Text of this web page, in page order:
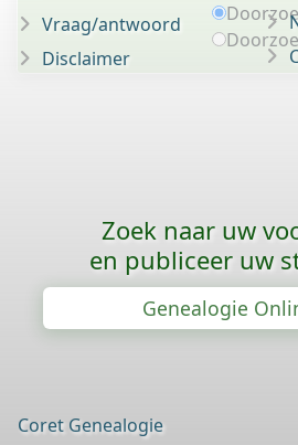
Vraag/antwoord
Disclaimer
Zoek naar uw
en publiceer uw
Genealogie
Coret Genealogie